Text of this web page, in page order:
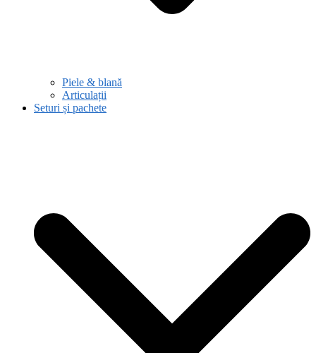
Piele & blană
Articulații
Seturi și pachete